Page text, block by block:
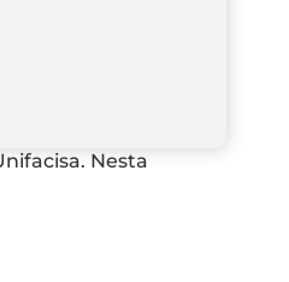
Nesta